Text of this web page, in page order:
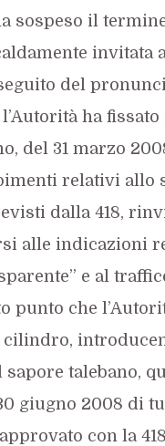
sospeso il
invitata
del
ha
del 31 marzo
relativi allo
dalla 418,
alle indicazioni
e al
punto che
sapore talebano,
giugno 2008 di
con la